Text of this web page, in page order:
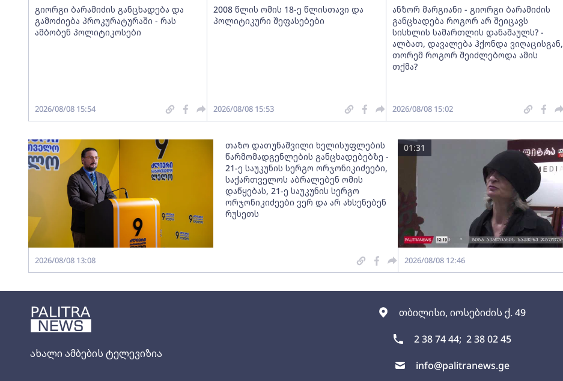
ახალი ამბების ტელევიზია
თბილისი, იოსებიძის ქ. 49
2 38 74 44; 2 38 02 45
info@palitranews.ge
გიორგი ბარამიძის განცხადება და
გამოძიება პროკურატურაში - რას
ამბობენ პოლიტიკოსები
2026/08/08 15:54
2008 წლის ომის 18-ე წლისთავი და
პოლიტიკური შეფასებები
2026/08/08 15:53
ანზორ მარგიანი - გიორგი ბარამიძის
განცხადება როგორ არ შეიცავს
სისხლის სამართლის დანაშაულს? -
ალბათ, დავალება ჰქონდა ვიღაცისგან,
თორემ როგორ შეიძლებოდა ამის
თქმა?
2026/08/08 15:02
თაზო დათუნაშვილი ხელისუფლების
წარმომადგენლების განცხადებებზე -
21-ე საუკუნის სერგო ორჯონიკიძეები,
საქართველოს აბრალებენ ომის
დაწყებას, 21-ე საუკუნის სერგო
ორჯონიკიძეები ვერ და არ ახსენებენ
რუსეთს
2026/08/08 13:08
01:31
2026/08/08 12:46